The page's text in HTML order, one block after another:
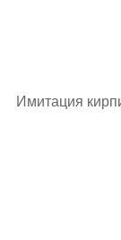
Имитация